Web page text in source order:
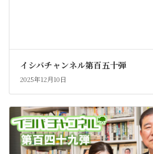
イシバチャンネル第百五十弾
2025年12月10日